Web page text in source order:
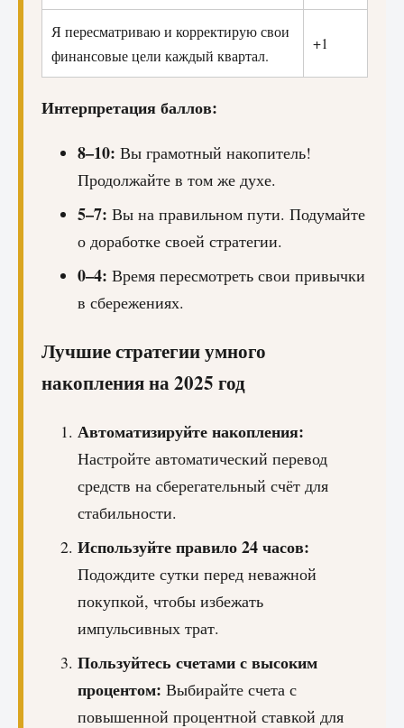
Я пересматриваю и корректирую свои
финансовые цели каждый квартал.
+1
Интерпретация баллов:
8–10: Вы грамотный накопитель!
Продолжайте в том же духе.
5–7: Вы на правильном пути. Подумайте
о доработке своей стратегии.
0–4: Время пересмотреть свои привычки
в сбережениях.
Лучшие стратегии умного
накопления на 2025 год
Автоматизируйте накопления:
Настройте автоматический перевод
средств на сберегательный счёт для
стабильности.
Используйте правило 24 часов:
Подождите сутки перед неважной
покупкой, чтобы избежать
импульсивных трат.
Пользуйтесь счетами с высоким
процентом: Выбирайте счета с
повышенной процентной ставкой для